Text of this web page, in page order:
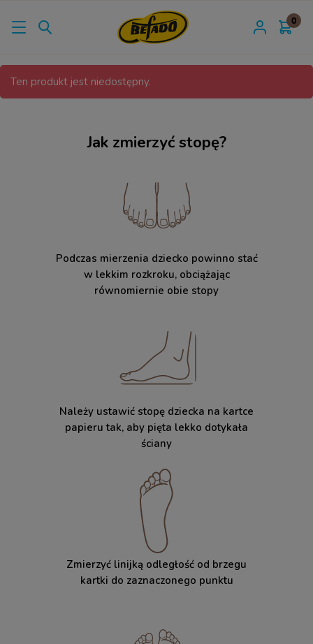
Ten produkt jest niedostępny.
Jak zmierzyć stopę?
Podczas mierzenia dziecko powinno stać
w lekkim rozkroku, obciążając
równomiernie obie stopy
Należy ustawić stopę dziecka na kartce
papieru tak, aby pięta lekko dotykała
ściany
Zmierzyć linijką odległość od brzegu
kartki do zaznaczonego punktu